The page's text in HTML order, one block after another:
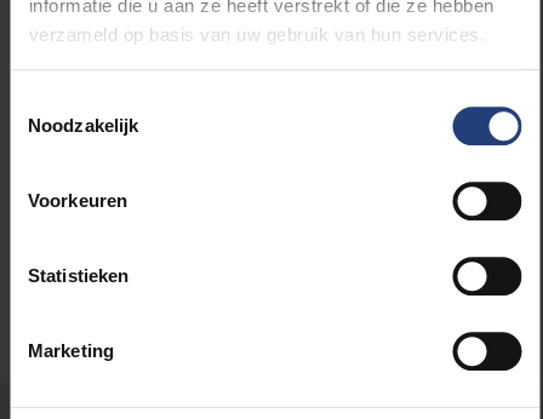
informatie die u aan ze heeft verstrekt of die ze hebben
verzameld op basis van uw gebruik van hun services.
Noodzakelijk
Voorkeuren
Statistieken
Marketing